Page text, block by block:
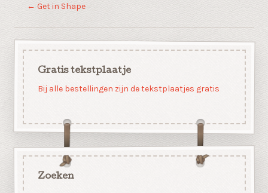
← Get in Shape
Gratis tekstplaatje
Bij alle bestellingen zijn de tekstplaatjes gratis
Zoeken